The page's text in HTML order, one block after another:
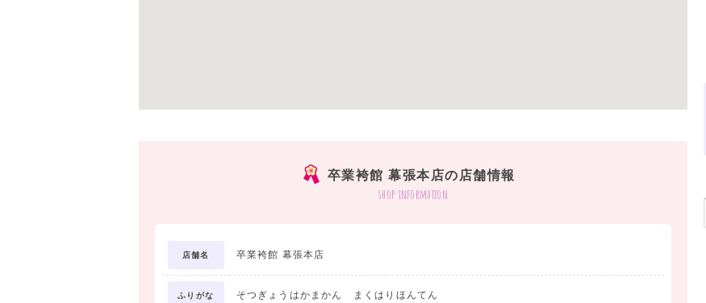
卒業袴館 幕張本店の店舗情報
shop information
店舗名 卒業袴館 幕張本店
ふりがな そつぎょうはかまかん まくはりほんてん